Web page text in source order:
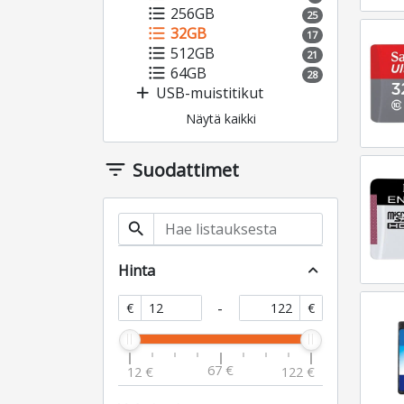
format_list_bulleted 256GB 25
format_list_bulleted 32GB 17
format_list_bulleted 512GB 21
format_list_bulleted 64GB 28
add USB-muistitikut
Näytä kaikki
filter_list Suodattimet
search
Hinta expand_less
€ - €
12 € 67 € 122 €